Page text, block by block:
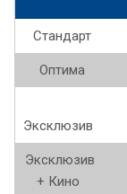
Стандарт
Оптима
Эксклюзив
Эксклюзив
+ Кино